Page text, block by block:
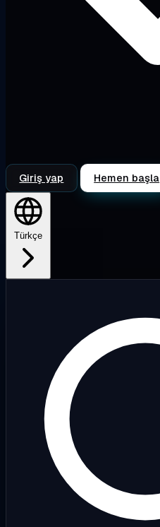
Giriş yap Hemen başla
Türkçe